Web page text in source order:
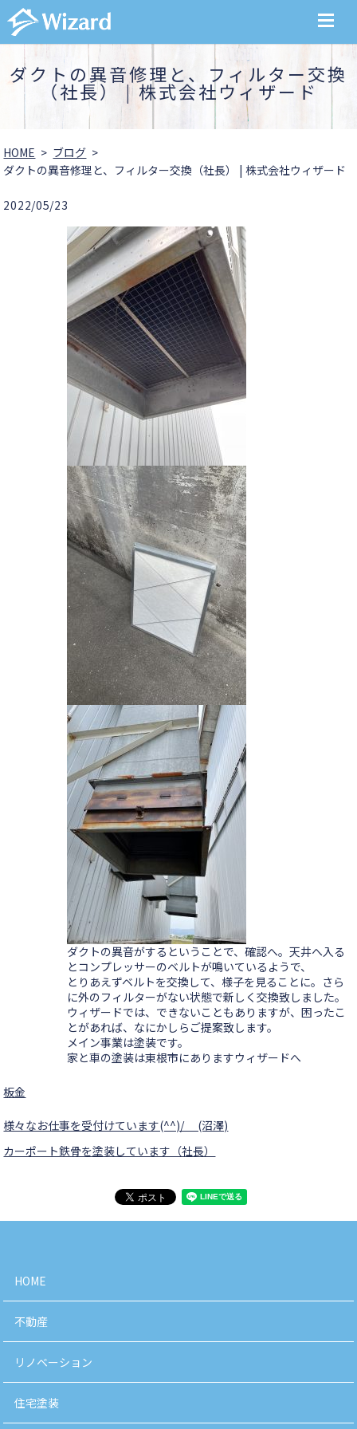
MENU
ダクトの異音修理と、フィルター交換
（社長） | 株式会社ウィザード
HOME
ブログ
ダクトの異音修理と、フィルター交換（社長） | 株式会社ウィザード
2022/05/23
ダクトの異音がするということで、確認へ。天井へ入る
とコンプレッサーのベルトが鳴いているようで、
とりあえずベルトを交換して、様子を見ることに。さら
に外のフィルターがない状態で新しく交換致しました。
ウィザードでは、できないこともありますが、困ったこ
とがあれば、なにかしらご提案致します。
メイン事業は塗装です。
家と車の塗装は東根市にありますウィザードへ
板金
様々なお仕事を受付けています(^^)/ (沼澤)
カーポート鉄骨を塗装しています（社長）
HOME
不動産
リノベーション
住宅塗装